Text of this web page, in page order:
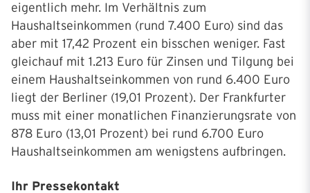
eigentlich mehr. Im Verhältnis zum
Haushaltseinkommen (rund 7.400 Euro) sind das
aber mit 17,42 Prozent ein bisschen weniger. Fast
gleichauf mit 1.213 Euro für Zinsen und Tilgung bei
einem Haushaltseinkommen von rund 6.400 Euro
liegt der Berliner (19,01 Prozent). Der Frankfurter
muss mit einer monatlichen Finanzierungsrate von
878 Euro (13,01 Prozent) bei rund 6.700 Euro
Haushaltseinkommen am wenigstens aufbringen.
Ihr Pressekontakt